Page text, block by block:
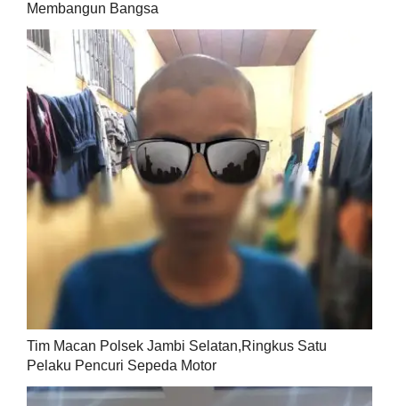
Membangun Bangsa
Tim Macan Polsek Jambi Selatan,Ringkus Satu
Pelaku Pencuri Sepeda Motor